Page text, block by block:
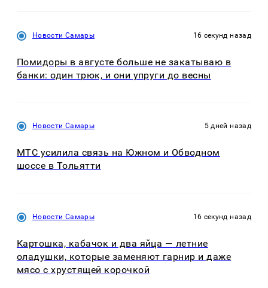
Новости Самары 16 секунд назад
Помидоры в августе больше не закатываю в
банки: один трюк, и они упруги до весны
Новости Самары 5 дней назад
МТС усилила связь на Южном и Обводном
шоссе в Тольятти
Новости Самары 16 секунд назад
Картошка, кабачок и два яйца — летние
оладушки, которые заменяют гарнир и даже
мясо с хрустящей корочкой